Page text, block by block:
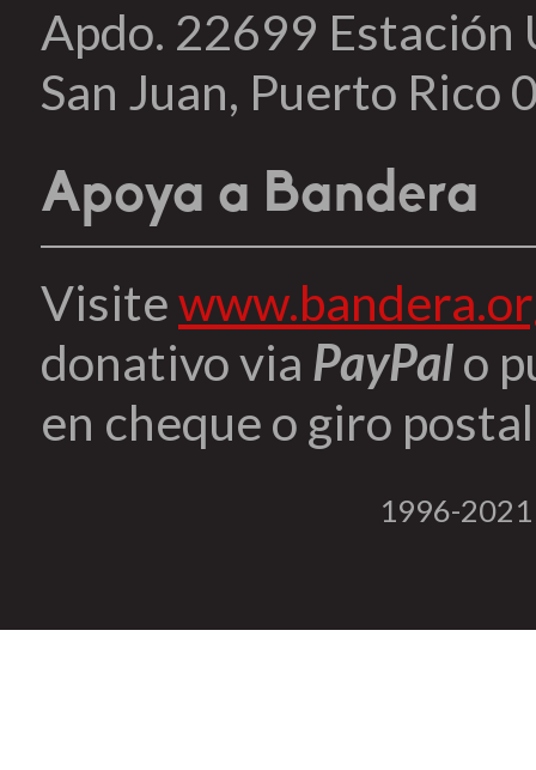
Apdo. 22699 Estación
San Juan, Puerto Rico
Apoya a Bandera
Visite
donativo via PayPalo
en cheque o giro
1996-